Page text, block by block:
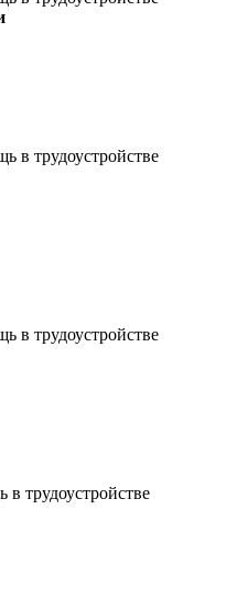
в трудоустройстве
в трудоустройстве
трудоустройстве